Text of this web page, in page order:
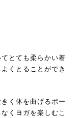
とても柔らかい着
くとることができ
く体を曲げるポー
くヨガを楽しむこ